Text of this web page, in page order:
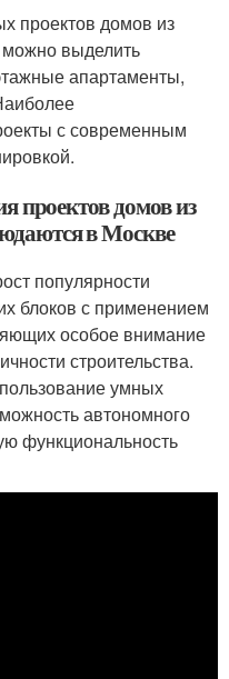
проектов домов из
можно выделить
апартаменты,
с современным
проектов домов из
в Москве
популярности
блоков с применением
особое внимание
строительства.
умных
автономного
функциональность